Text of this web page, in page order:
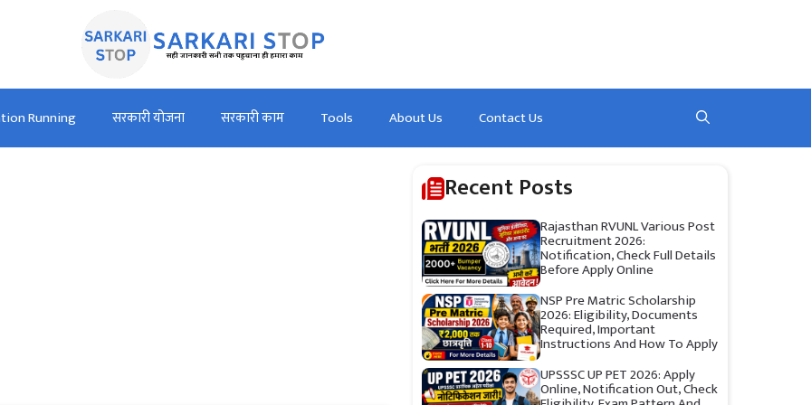
Running सरकारी योजना सरकारी काम Tools About Us Contact Us
Recent Posts
Rajasthan RVUNL Various Post
Recruitment 2026:
Notification, Check Full Details
Before Apply Online
NSP Pre Matric Scholarship
2026: Eligibility, Documents
Required, Important
Instructions And How To Apply
UPSSSC UP PET 2026: Apply
Online, Notification Out, Check